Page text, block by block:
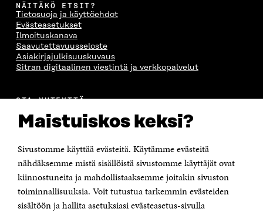
Maistuiskos keksi?
Sivustomme käyttää evästeitä. Käytämme evästeitä
nähdäksemme mistä sisällöistä sivustomme käyttäjät ovat
kiinnostuneita ja mahdollistaaksemme joitakin sivuston
toiminnallisuuksia. Voit tutustua tarkemmin evästeiden
sisältöön ja hallita asetuksiasi evästeasetus-sivulla
NÄITÄKÖ ETSIT?
Tietosuoja ja käyttöehdot
Evästeasetukset
Ilmoituskanava
Saavutettavuusseloste
Asiakirjajulkisuuskuvaus
Sitran digitaalinen viestintä ja verkkopalvelut
OTA YHTEYTTÄ
Itämerenkatu 11-13, PL 160,
00181 Helsinki
Puhelin +358 294 618 991
Sähköpostiosoite
Saapumisohjeet
Y-tunnus 0202132-3